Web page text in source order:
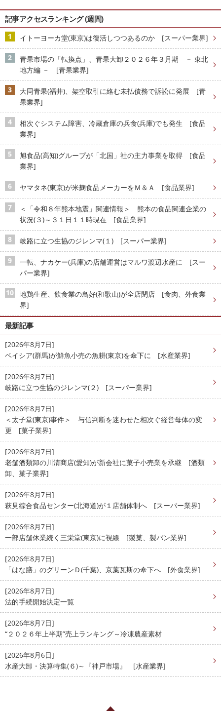
記事アクセスランキング (週間)
イトーヨーカ堂(東京)は復活しつつあるのか [スーパー業界]
青果市場の「転換点」、青果大卸２０２６年３月期 － 東北
地方編 － [青果業界]
大同青果(福井)、架空取引に絡む未払債務で訴訟に発展 [青
果業界]
相次ぐシステム障害、冷蔵倉庫の兵食(兵庫)でも発生 [食品
業界]
旭食品(高知)グループが「北国」社の主力事業を取得 [食品
業界]
ヤマタネ(東京)が米麹食品メーカーをＭ＆Ａ [食品業界]
＜「令和８年熊本地震」関連情報＞ 熊本の食品関連企業の
状況(３)～３１日１１時現在 [食品業界]
岐路に立つ生協のジレンマ(１) [スーパー業界]
一転、ナカケー(兵庫)の店舗運営はマルワ渡辺水産に [スー
パー業界]
地鶏生産、飲食業の鳥好(和歌山)が全店閉店 [食肉、外食業
界]
最新記事
[2026年8月7日]
ベイシア(群馬)が鮮魚小売の魚耕(東京)を傘下に [水産業界]
[2026年8月7日]
岐路に立つ生協のジレンマ(２) [スーパー業界]
[2026年8月7日]
＜太子堂(東京)事件＞ 与信判断を迷わせた相次ぐ経営母体の変
更 [菓子業界]
[2026年8月7日]
老舗酒類卸の川清商店(愛知)が新会社に菓子小売業を承継 [酒類
卸、菓子業界]
[2026年8月7日]
萩見綜合食品センター(北海道)が１店舗体制へ [スーパー業界]
[2026年8月7日]
一部店舗休業続く三栄堂(東京)に視線 [製菓、製パン業界]
[2026年8月7日]
「はな膳」のグリーンＤ(千葉)、京葉瓦斯の傘下へ [外食業界]
[2026年8月7日]
法的手続開始決定一覧
[2026年8月7日]
“２０２６年上半期”売上ランキング～冷凍農産素材
[2026年8月6日]
水産大卸・決算特集(６)～『神戸市場』 [水産業界]